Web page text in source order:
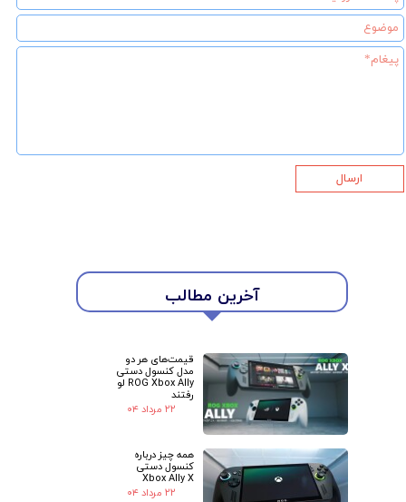
آخرین مطالب
قیمت‌های هر دو
مدل کنسول دستی
ROG Xbox Ally لو
رفتند
۲۲ مرداد ۰۴
همه چیز درباره
کنسول دستی
Xbox Ally X
۲۲ مرداد ۰۴
ارسال